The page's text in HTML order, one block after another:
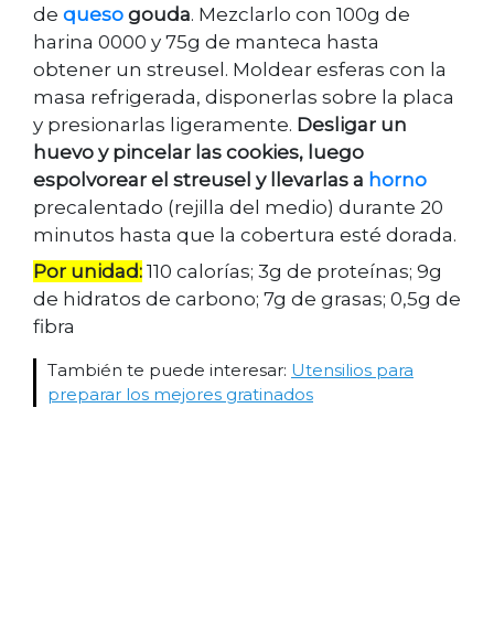
de queso gouda. Mezclarlo con 100g de
harina 0000 y 75g de manteca hasta
obtener un streusel. Moldear esferas con la
masa refrigerada, disponerlas sobre la placa
y presionarlas ligeramente. Desligar un
huevo y pincelar las cookies, luego
espolvorear el streusel y llevarlas a horno
precalentado (rejilla del medio) durante 20
minutos hasta que la cobertura esté dorada.
Por unidad: 110 calorías; 3g de proteínas; 9g
de hidratos de carbono; 7g de grasas; 0,5g de
fibra
También te puede interesar: Utensilios para
preparar los mejores gratinados